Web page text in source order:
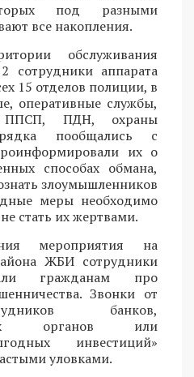
под разными
все накопления.
обслуживания
аппарата
15 отделов полиции, в
оперативные службы,
ППСП, ПДН, охраны
пообщались с
их о
способах обмана,
злоумышленников
меры необходимо
стать их жертвами.
мероприятия на
ЖБИ сотрудники
гражданам про
Звонки от
банков,
органов или
инвестиций»
уловками.